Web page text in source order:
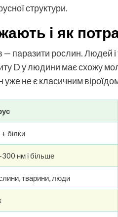
структури.
і як
— паразити рослин. Людей
D у людини має схожу
уже не є класичним
білки
нм і більше
тварини, люди